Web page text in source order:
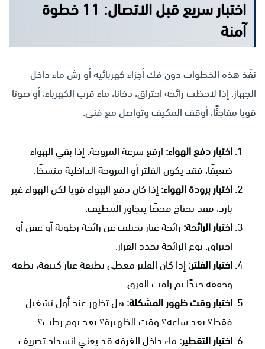
اختبار سريع قبل الاتصال: 11 خطوة
آمنة
نفّذ هذه الخطوات دون فك أجزاء كهربائية أو رش ماء داخل
الجهاز. إذا لاحظت رائحة احتراق، دخانًا، ماءً قرب الكهرباء، أو صوتًا
قويًا مفاجئًا، أوقف المكيف وتواصل مع فني.
اختبار دفع الهواء: ارفع سرعة المروحة. إذا بقي الهواء
ضعيفًا، فقد يكون الفلتر أو المروحة الداخلية متسخًا.
اختبار برودة الهواء: إذا كان دفع الهواء قويًا لكن الهواء غير
بارد، فقد تحتاج فحصًا يتجاوز التنظيف.
اختبار الرائحة: رائحة غبار تختلف عن رائحة رطوبة أو عفن أو
احتراق. نوع الرائحة يحدد القرار.
اختبار الفلتر: إذا كان الفلتر مغطى بطبقة غبار كثيفة، نظفه
وجففه جيدًا ثم راقب الفرق.
اختبار وقت ظهور المشكلة: هل تظهر عند أول تشغيل
فقط؟ بعد ساعة؟ وقت الظهيرة؟ بعد يوم رطب؟
اختبار التقطير: ماء داخل الغرفة قد يعني انسداد تصريف